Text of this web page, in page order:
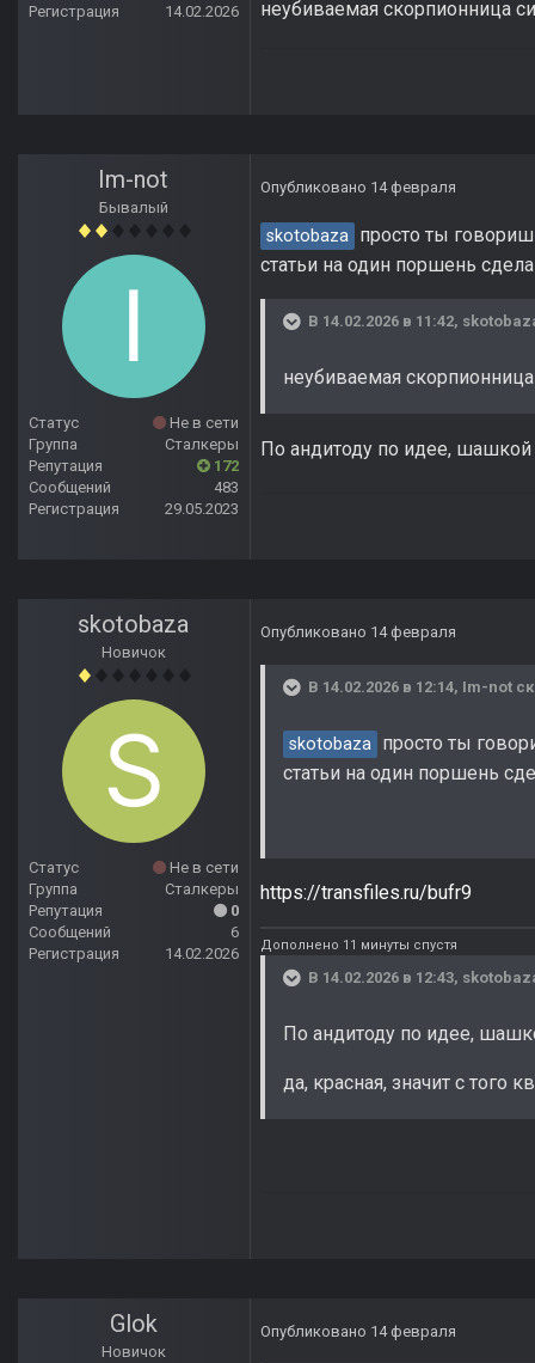
Регистрация 14.02.2026 неубиваемая скорпионница
Im-not
Бывалый
Статус
Не в сети
Группа
Сталкеры
Репутация
172
Сообщений
483
Регистрация
29.05.2023
Опубликовано 14 февраля
skotobaza просто ты
статьи на один поршень
В 14.02.2026 в 11:42,
неубиваемая
По андитоду по идее,
skotobaza
Новичок
Статус
Не в сети
Группа
Сталкеры
Репутация
0
Сообщений
6
Регистрация
14.02.2026
Опубликовано 14 февраля
В 14.02.2026 в 12:14, Im-not
skotobaza просто ты
статьи на один поршень
https://transfiles.ru/bufr9
Дополнено 11 минуты спустя
В 14.02.2026 в 12:43,
По андитоду по идее,
да, красная, значит с того
Glok
Новичок
Опубликовано 14 февраля